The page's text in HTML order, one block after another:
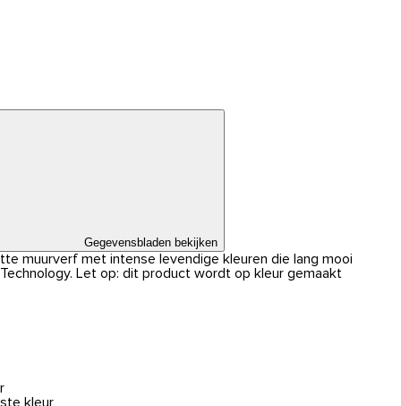
Gegevensbladen bekijken
muurverf met intense levendige kleuren die lang mooi
Let op: dit product wordt op kleur gemaakt
kleur